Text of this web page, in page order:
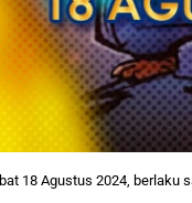
18 Agustus 2024, berlaku